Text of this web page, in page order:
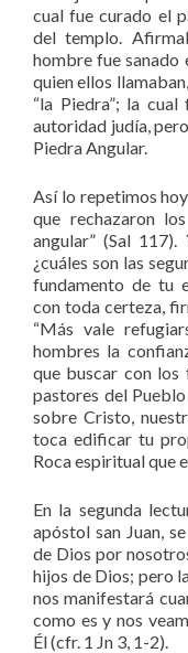
cual fue curado el
del templo.
hombre fue sanado
quien ellos
“la Piedra”; la
autoridad judía,
Piedra Angular.
Así lo repetimos
que rechazaron
angular” (Sal
¿cuáles son las
fundamento de tu
con toda certeza,
“Más vale
hombres la
que buscar con los
pastores del
sobre Cristo,
toca edificar tu
Roca espiritual que
En la segunda
apóstol san Juan,
de Dios por
hijos de Dios; pero
nos manifestará
como es y nos
Él (cfr. 1 Jn 3, 1-2).